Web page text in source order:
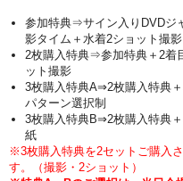
参加特典⇒サイン入りDVDジ
影タイム＋水着2ショット撮影
2枚購入特典⇒参加特典＋2着
ット撮影
3枚購入特典A⇒2枚購入特典
パターン選択制
3枚購入特典B⇒2枚購入特典
紙
※3枚購入特典を2セットご購入
す。（撮影・2ショット）